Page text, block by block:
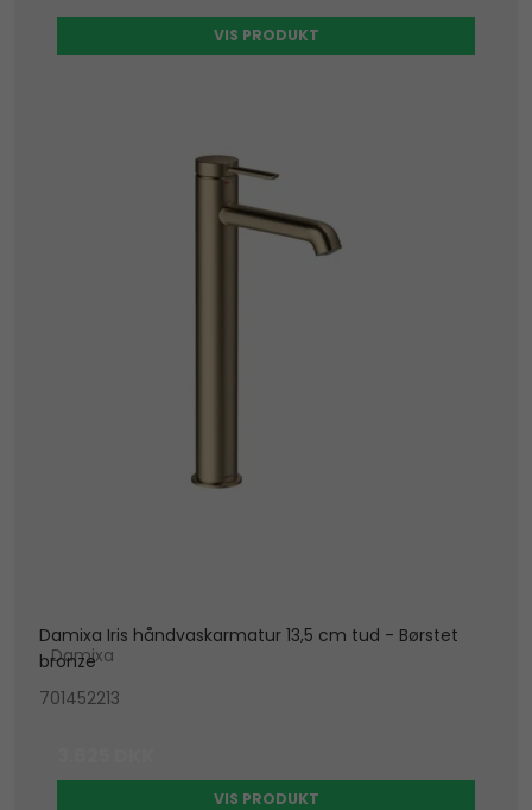
VIS PRODUKT
Damixa Iris håndvaskarmatur 13,5 cm tud - Børstet
bronze
Damixa
701452213
VIS PRODUKT